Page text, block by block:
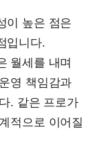
이 높은 점은
입니다.
월세를 내며
영 책임감과
. 같은 프로가
적으로 이어질